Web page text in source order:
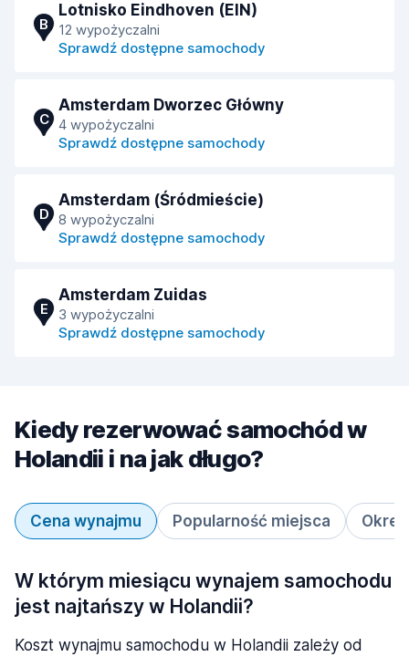
B
Lotnisko Eindhoven (EIN)
12 wypożyczalni
Sprawdź dostępne samochody
C
Amsterdam Dworzec Główny
4 wypożyczalni
Sprawdź dostępne samochody
D
Amsterdam (Śródmieście)
8 wypożyczalni
Sprawdź dostępne samochody
E
Amsterdam Zuidas
3 wypożyczalni
Sprawdź dostępne samochody
Kiedy rezerwować samochód w
Holandii i na jak długo?
Cena wynajmu Popularność miejsca
W którym miesiącu wynajem samochodu
jest najtańszy w Holandii?
Koszt wynajmu samochodu w Holandii zależy od